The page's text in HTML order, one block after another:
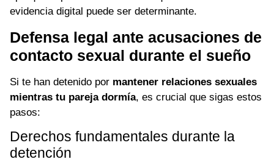
evidencia digital puede ser determinante.
Defensa legal ante acusaciones de
contacto sexual durante el sueño
Si te han detenido por mantener relaciones sexuales
mientras tu pareja dormía, es crucial que sigas estos
pasos:
Derechos fundamentales durante la
detención